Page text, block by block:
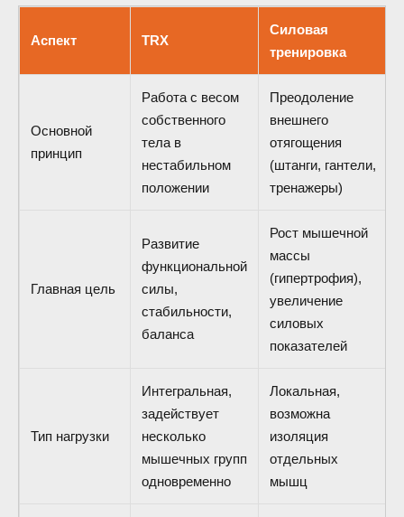
Аспект TRX
Силовая
тренировка
Основной
принцип
Работа с весом
собственного
тела в
нестабильном
положении
Преодоление
внешнего
отягощения
(штанги, гантели,
тренажеры)
Главная цель
Развитие
функциональной
силы,
стабильности,
баланса
Рост мышечной
массы
(гипертрофия),
увеличение
силовых
показателей
Тип нагрузки
Интегральная,
задействует
несколько
мышечных групп
одновременно
Локальная,
возможна
изоляция
отдельных
мышц